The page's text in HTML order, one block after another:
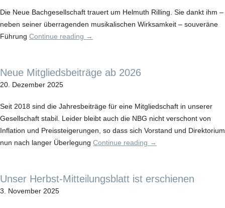
Die Neue Bachgesellschaft trauert um Helmuth Rilling. Sie dankt ihm –
neben seiner überragenden musikalischen Wirksamkeit – souveräne
Führung Continue reading →
Neue Mitgliedsbeiträge ab 2026
20. Dezember 2025
Seit 2018 sind die Jahresbeiträge für eine Mitgliedschaft in unserer
Gesellschaft stabil. Leider bleibt auch die NBG nicht verschont von
Inflation und Preissteigerungen, so dass sich Vorstand und Direktorium
nun nach langer Überlegung Continue reading →
Unser Herbst-Mitteilungsblatt ist erschienen
3. November 2025